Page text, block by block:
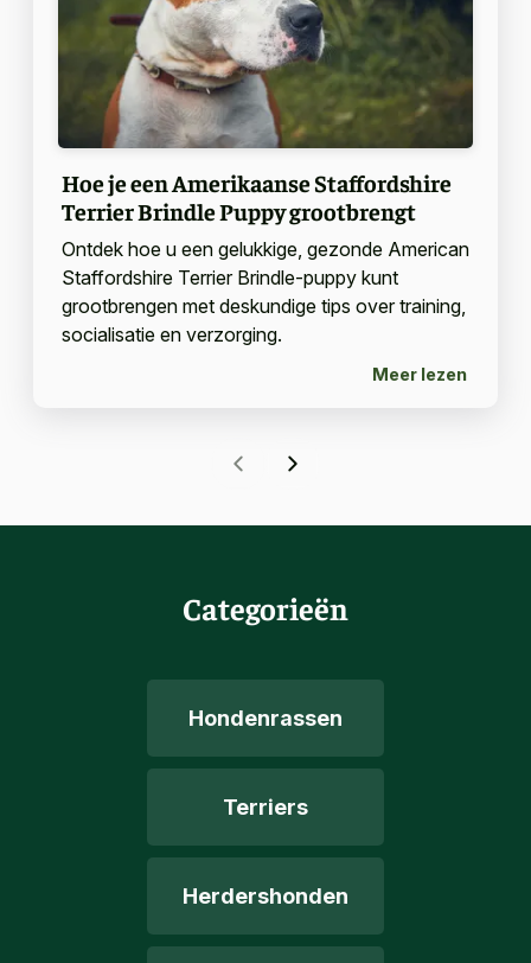
Hoe je een Amerikaanse Staffordshire
Terrier Brindle Puppy grootbrengt
Ontdek hoe u een gelukkige, gezonde American
Staffordshire Terrier Brindle-puppy kunt
grootbrengen met deskundige tips over training,
socialisatie en verzorging.
Meer lezen
Categorieën
Hondenrassen
Terriers
Herdershonden